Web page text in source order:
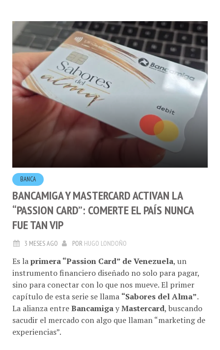
BANCA
BANCAMIGA Y MASTERCARD ACTIVAN LA
“PASSION CARD”: COMERTE EL PAÍS NUNCA
FUE TAN VIP
instrumento financiero diseñado no solo para pagar,
sino para conectar con lo que nos mueve. El primer
capítulo de esta serie se llama“Sabores del Alma”
La alianza entre Bancamigay Mastercard, buscando
sacudir el mercado con algo que llaman “marketing de
experiencias”.